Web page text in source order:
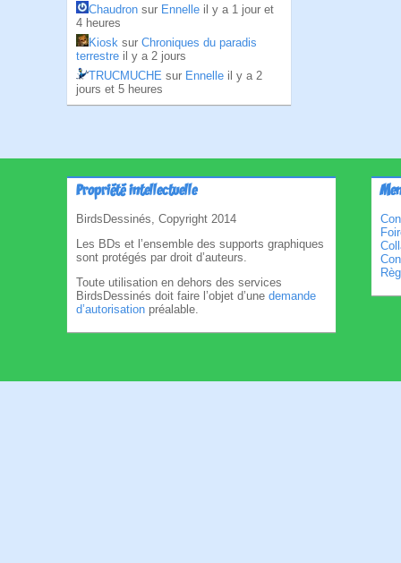
Chaudron sur Ennelle il y a 1 jour et
4 heures
Kiosk sur Chroniques du paradis
terrestre il y a 2 jours
TRUCMUCHE sur Ennelle il y a 2
jours et 5 heures
Propriété intellectuelle
BirdsDessinés, Copyright 2014
Les BDs et l’ensemble des supports graphiques
sont protégés par droit d’auteurs.
Toute utilisation en dehors des services
BirdsDessinés doit faire l’objet d’une demande
d’autorisation préalable.